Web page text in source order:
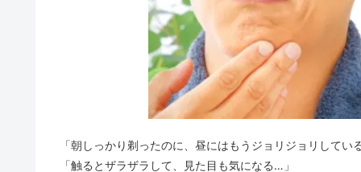
「朝しっかり剃ったのに、昼にはもうジョリジョリしてい
「触るとザラザラして、見た目も気になる…」